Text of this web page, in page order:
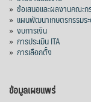
» ข้อเสนอและผลงานคณะก
» แผนพัฒนาเกษตรกรรมร
» งบการเงิน
» การประเมิน ITA
» การเลือกตั้ง
ข้อมูลเผยแพร่